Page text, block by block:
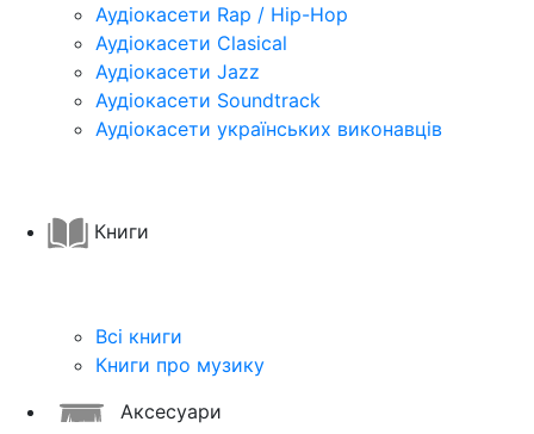
Аудіокасети Rap / Hip-Hop
Аудіокасети Clasical
Аудіокасети Jazz
Аудіокасети Soundtrack
Аудіокасети українських виконавців
Книги
Всі книги
Книги про музику
Аксесуари